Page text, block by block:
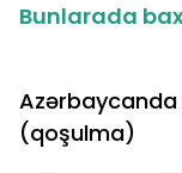
Bunlarada
Azərbaycanda
(qoşulma)